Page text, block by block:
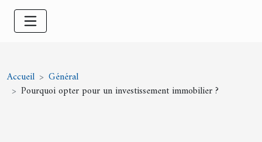
Accueil
Général
Pourquoi opter pour un investissement immobilier ?